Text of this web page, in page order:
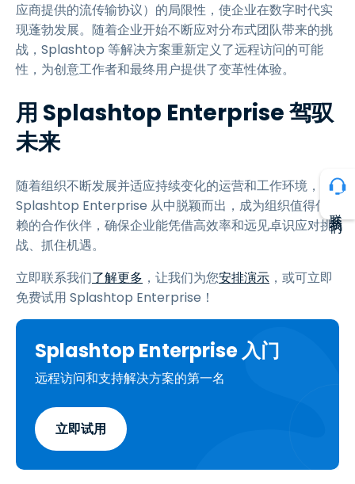
应商提供的流传输协议）的局限性，使企业在数字时代实
现蓬勃发展。随着企业开始不断应对分布式团队带来的挑
战，Splashtop 等解决方案重新定义了远程访问的可能
性，为创意工作者和最终用户提供了变革性体验。
用 Splashtop Enterprise 驾驭
未来
随着组织不断发展并适应持续变化的运营和工作环境，
Splashtop Enterprise 从中脱颖而出，成为组织值得信
赖的合作伙伴，确保企业能凭借高效率和远见卓识应对挑
战、抓住机遇。
立即联系我们了解更多 ，让我们为您安排演示 ，或可立即
免费试用 Splashtop Enterprise！
Splashtop Enterprise 入门
远程访问和支持解决方案的第一名
立即试用